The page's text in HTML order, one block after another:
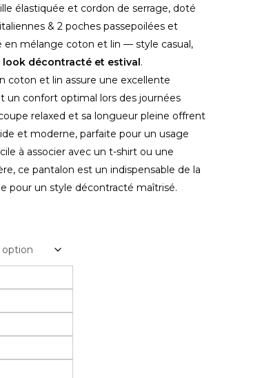
élastiquée et cordon de serrage, doté
& 2 poches passepoilées et
en mélange coton et lin — style casual,
look décontracté et estival.
coton et lin assure une excellente
un confort optimal lors des journées
relaxed et sa longueur pleine offrent
et moderne, parfaite pour un usage
à associer avec un t-shirt ou une
ce pantalon est un indispensable de la
pour un style décontracté maîtrisé.